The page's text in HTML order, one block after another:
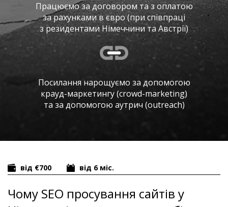
Працюємо за договором та з оплатою
за рахунками в євро (при співпраці
з резидентами Німеччини та Австрії)
Посилання нарощуємо за допомогою
крауд-маркетингу (crowd-marketing)
та за допомогою аутрич (outreach)
від €700 від 6 міс.
Чому SEO просування сайтів у